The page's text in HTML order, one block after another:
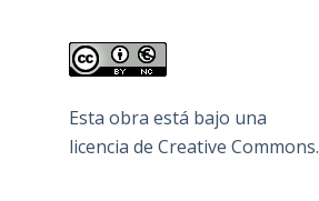
Esta obra está bajo una
licencia de Creative Commons.